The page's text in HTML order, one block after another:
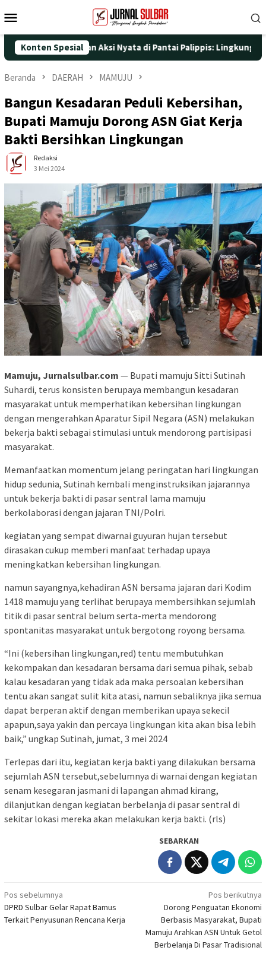
ke
Mobile
Konten Spesial
ke-25 dengan Aksi Nyata di Pantai Palippis: Lingkungan dan
Beranda DAERAH MAMUJU
Bangun Kesadaran Peduli Kebersihan,
Bupati Mamuju Dorong ASN Giat Kerja
Bakti Bersihkan Lingkungan
Redaksi
3 Mei 2024
Mamuju, Jurnalsulbar.com — Bupati mamuju Sitti Sutinah
Suhardi, terus konsisten berupaya membangun kesadaran
masyarakat untuk memperhatikan kebersihan lingkungan
dengan mengerahkan Aparatur Sipil Negara (ASN) melakukan
bekerja bakti sebagai stimulasi untuk mendorong partisipasi
masyarakat.
Memanfaatkan momentum jelang peringatan hari lingkungan
hidup sedunia, Sutinah kembali menginstruksikan jajarannya
untuk bekerja bakti di pasar sentral lama mamuju
berkolaborasi dengan jajaran TNI/Polri.
kegiatan yang sempat diwarnai guyuran hujan tersebut
dirasakan cukup memberi manfaat terhadap upaya
meningkatkan kebersihan lingkungan.
namun sayangnya,kehadiran ASN bersama jajaran dari Kodim
1418 mamuju yang terlihat berupaya membersihkan sejumlah
titik di pasar sentral belum serta-merta mendorong
spontanitas masyarakat untuk bergotong royong bersama.
“Ini (kebersihan lingkungan,red) tentu membutuhkan
kekompakan dan kesadaran bersama dari semua pihak, sebab
kalau kesadaran yang tidak ada maka persoalan kebersihan
tentu akan sangat sulit kita atasi, namun sebaliknya jika semua
dapat berperan aktif dengan memberikan upaya sekecil
apapun,saya yakin dan percaya lingkungan kita akan bisa lebih
baik,” ungkap Sutinah, jumat, 3 mei 2024
Terlepas dari itu, kegiatan kerja bakti yang dilakukan bersama
sejumlah ASN tersebut,sebelumnya di warnai dengan kegiatan
senam kesegaran jasmani di lapangan ahmad kirang,
dilanjutkan dengan kegiatan berbelanja di pasar sentral di
sekitar lokasi mereka akan melakukan kerja bakti. (rls)
SEBARKAN
Navigasi
pos
Pos sebelumnya
DPRD Sulbar Gelar Rapat Bamus
Terkait Penyusunan Rencana Kerja
Pos berikutnya
Dorong Penguatan Ekonomi
Berbasis Masyarakat, Bupati
Mamuju Arahkan ASN Untuk Getol
Berbelanja Di Pasar Tradisional